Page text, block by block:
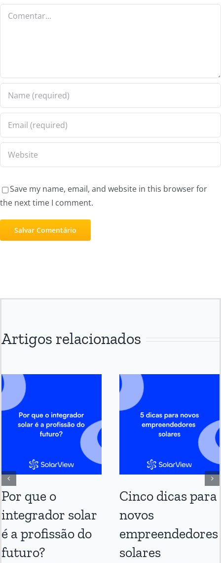
Save my name, email, and website in this browser for
the next time I comment.
Artigos relacionados
Por que o
integrador solar
é a profissão do
futuro?
Cinco dicas para
novos
empreendedores
solares